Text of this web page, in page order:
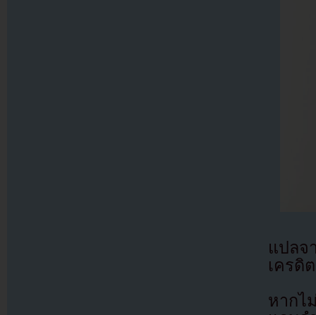
แปล
เครดิ
หากไ